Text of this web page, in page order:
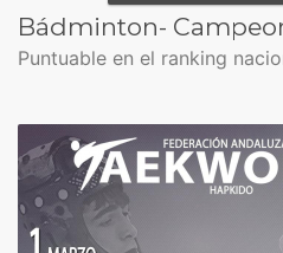
Bádminton-
Puntuable en el ranking